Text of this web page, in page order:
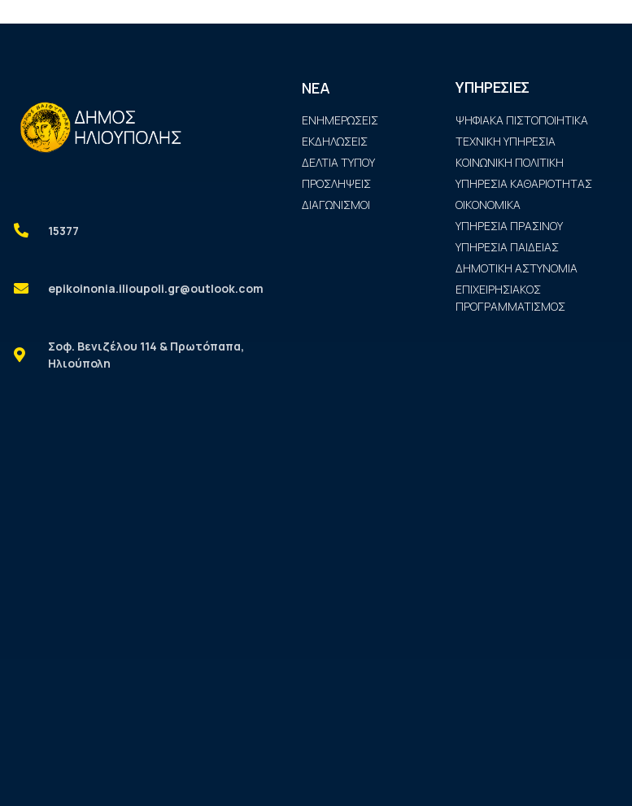
15377
epikoinonia.ilioupoli.gr@outlook.com
Σοφ. Βενιζέλου 114 & Πρωτόπαπα,
Ηλιούπολη
ΝΕΑ
ΕΝΗΜΕΡΩΣΕΙΣ
ΕΚΔΗΛΩΣΕΙΣ
ΔΕΛΤΙΑ ΤΥΠΟΥ
ΠΡΟΣΛΗΨΕΙΣ
ΔΙΑΓΩΝΙΣΜΟΙ
ΥΠΗΡΕΣΙΕΣ
ΨΗΦΙΑΚΑ ΠΙΣΤΟΠΟΙΗΤΙΚΑ
ΤΕΧΝΙΚΗ ΥΠΗΡΕΣΙΑ
ΚΟΙΝΩΝΙΚΗ ΠΟΛΙΤΙΚΗ
ΥΠΗΡΕΣΙΑ ΚΑΘΑΡΙΟΤΗΤΑΣ
ΟΙΚΟΝΟΜΙΚΑ
ΥΠΗΡΕΣΙΑ ΠΡΑΣΙΝΟΥ
ΥΠΗΡΕΣΙΑ ΠΑΙΔΕΙΑΣ
ΔΗΜΟΤΙΚΗ ΑΣΤΥΝΟΜΙΑ
ΕΠΙΧΕΙΡΗΣΙΑΚΟΣ
ΠΡΟΓΡΑΜΜΑΤΙΣΜΟΣ